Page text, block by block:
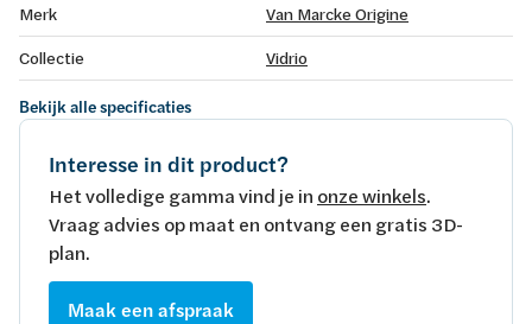
Merk
Van Marcke Origine
Collectie
Vidrio
Bekijk alle specificaties
Interesse in dit product?
Het volledige gamma vind je in onze winkels.
Vraag advies op maat en ontvang een gratis 3D-
plan.
Maak een afspraak